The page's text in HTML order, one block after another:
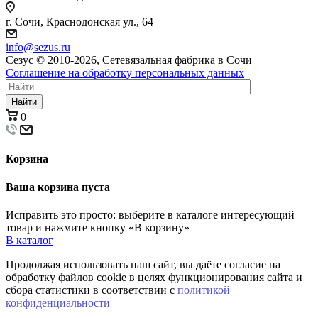
г. Сочи, Краснодонская ул., 64
info@sezus.ru
Сезус © 2010-2026, Сетевязальная фабрика в Сочи
Соглашение на обработку персональных данных
Найти
0
Корзина
Ваша корзина пуста
Исправить это просто: выберите в каталоге интересующий
товар и нажмите кнопку «В корзину»
В каталог
Продолжая использовать наш сайт, вы даёте согласие на
обработку файлов cookie в целях функционирования сайта и
сбора статистики в соответствии с политикой
конфиденциальности